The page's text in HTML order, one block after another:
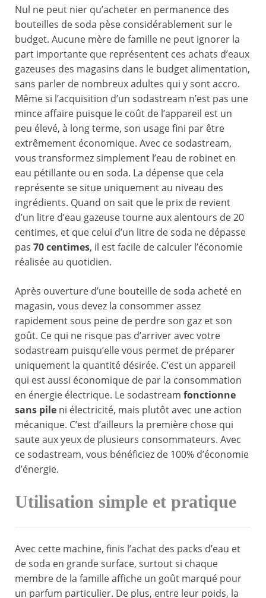
Nul ne peut nier qu’acheter en permanence des
bouteilles de soda pèse considérablement sur le
budget. Aucune mère de famille ne peut ignorer la
part importante que représentent ces achats d’eaux
gazeuses des magasins dans le budget alimentation,
sans parler de nombreux adultes qui y sont accro.
Même si l’acquisition d’un sodastream n’est pas une
mince affaire puisque le coût de l’appareil est un
peu élevé, à long terme, son usage fini par être
extrêmement économique. Avec ce sodastream,
vous transformez simplement l’eau de robinet en
eau pétillante ou en soda. La dépense que cela
représente se situe uniquement au niveau des
ingrédients. Quand on sait que le prix de revient
d’un litre d’eau gazeuse tourne aux alentours de 20
centimes, et que celui d’un litre de soda ne dépasse
pas 70 centimes, il est facile de calculer l’économie
réalisée au quotidien.
Après ouverture d’une bouteille de soda acheté en
magasin, vous devez la consommer assez
rapidement sous peine de perdre son gaz et son
goût. Ce qui ne risque pas d’arriver avec votre
sodastream puisqu’elle vous permet de préparer
uniquement la quantité désirée. C’est un appareil
qui est aussi économique de par la consommation
en énergie électrique. Le sodastream fonctionne
sans pile ni électricité, mais plutôt avec une action
mécanique. C’est d’ailleurs la première chose qui
saute aux yeux de plusieurs consommateurs. Avec
ce sodastream, vous bénéficiez de 100% d’économie
d’énergie.
Utilisation simple et pratique
Avec cette machine, finis l’achat des packs d’eau et
de soda en grande surface, surtout si chaque
membre de la famille affiche un goût marqué pour
un parfum particulier. De plus, entre leur poids, la